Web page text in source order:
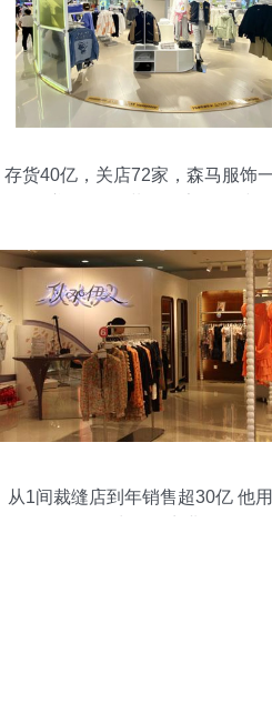
存货40亿，关店72家，森马服饰
从1间裁缝店到年销售超30亿 他